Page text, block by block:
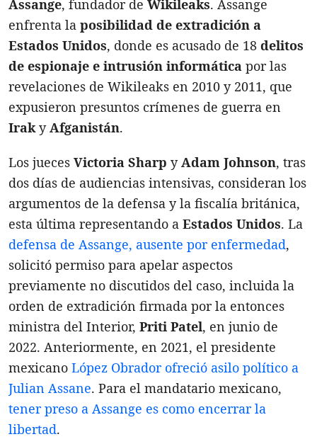
Assange, fundador de Wikileaks. Assange
enfrenta la posibilidad de extradición a
Estados Unidos, donde es acusado de 18 delitos
de espionaje e intrusión informática por las
revelaciones de Wikileaks en 2010 y 2011, que
expusieron presuntos crímenes de guerra en
Irak yAfganistán.
Los jueces Victoria Sharp yAdam Johnson, tras
dos días de audiencias intensivas, consideran los
argumentos de la defensa y la fiscalía británica,
esta última representando a Estados Unidos. La
defensa de Assange, ausente por enfermedad,
solicitó permiso para apelar aspectos
previamente no discutidos del caso, incluida la
orden de extradición firmada por la entonces
ministra del Interior, Priti Patel, en junio de
2022. Anteriormente, en 2021, el presidente
mexicano López Obrador ofreció asilo político a
Julian Assane. Para el mandatario mexicano,
tener preso a Assange es como encerrar la
libertad.